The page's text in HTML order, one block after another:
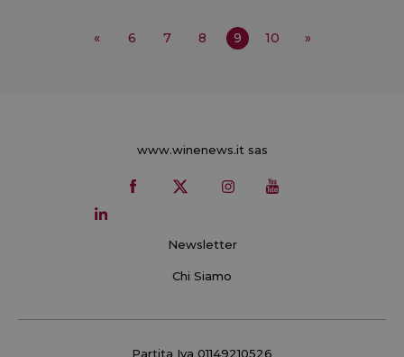
« 6 7 8 9 10 »
www.winenews.it sas
Newsletter
Chi Siamo
Partita Iva 01149210526